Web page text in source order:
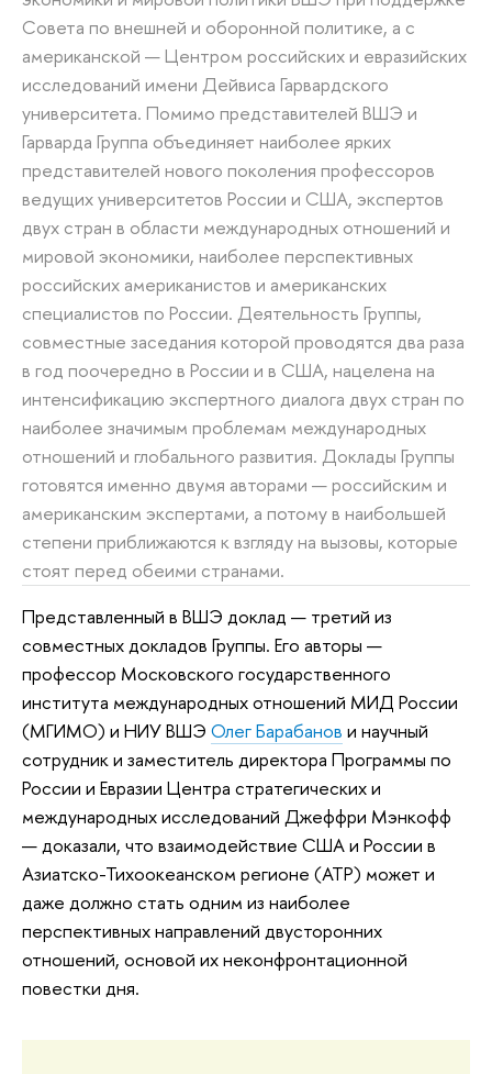
Совета по внешней и оборонной политике, а с
американской — Центром российских и евразийских
исследований имени Дейвиса Гарвардского
университета. Помимо представителей ВШЭ и
Гарварда Группа объединяет наиболее ярких
представителей нового поколения профессоров
ведущих университетов России и США, экспертов
двух стран в области международных отношений и
мировой экономики, наиболее перспективных
российских американистов и американских
специалистов по России. Деятельность Группы,
совместные заседания которой проводятся два раза
в год поочередно в России и в США, нацелена на
интенсификацию экспертного диалога двух стран по
наиболее значимым проблемам международных
отношений и глобального развития. Доклады Группы
готовятся именно двумя авторами — российским и
американским экспертами, а потому в наибольшей
степени приближаются к взгляду на вызовы, которые
стоят перед обеими странами.
Представленный в ВШЭ доклад — третий из
совместных докладов Группы. Его авторы —
профессор Московского государственного
института международных отношений МИД России
(МГИМО) и НИУ ВШЭ Олег Барабанов и научный
сотрудник и заместитель директора Программы по
России и Евразии Центра стратегических и
международных исследований Джеффри Мэнкофф
— доказали, что взаимодействие США и России в
Азиатско-Тихоокеанском регионе (АТР) может и
даже должно стать одним из наиболее
перспективных направлений двусторонних
отношений, основой их неконфронтационной
повестки дня.